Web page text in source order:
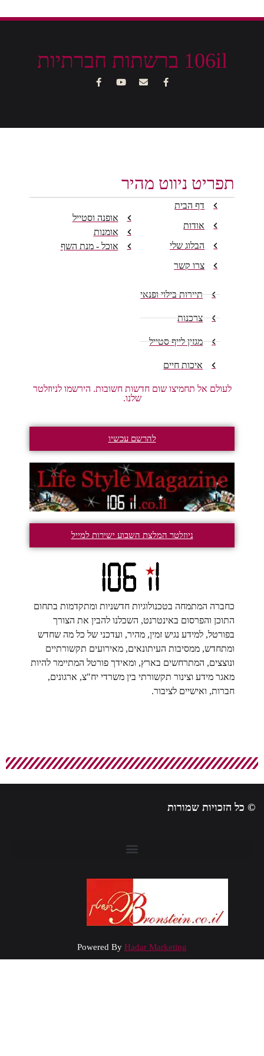
106il ברשתות חברתיות
תפריט ניווט מהיר
דף הבית
אודות
הבלוג שלי
צרו קשר
אופנה וסטייל
אומנות
אוכל - מנת השף
תיירות בילוי ופנאי
צרכנות
מגזין לייף סטייל
איכות חיים
לעולם אל תחמיצו שום חדשות חשובות. הירשמו לניוזלטר
שלנו.
להרשם עכשיו
ניוזלטר המלצת השבוע ישירות למייל
כחברה המתמחה בטכנולוגיות חדשניות ומתקדמות בתחום
התוכן והפרסום באינטרנט, השכלנו להבין את הצורך
בפורטל, למידע נגיש זמין, מהיר, ועדכני של כל מה שחדש
ומתחדש, ממסיבות העיתונאים, מאירועים תקשורתיים
ונוצצים, המתרחשים בארץ, ומאידך פורטל המתיימר להיות
מאגר מידע וצינור תקשורתי בין משרדי יח"צ, ארגונים,
חברות, ואישיים לציבור.
כל הזכויות שמורות
Powered ByHadar Marketing